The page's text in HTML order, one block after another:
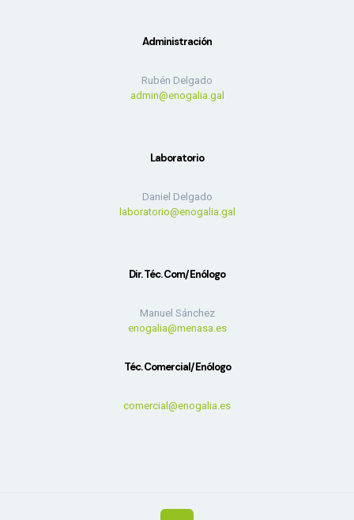
Administración
Rubén Delgado
admin@enogalia.gal
Laboratorio
Daniel Delgado
laboratorio@enogalia.gal
Dir. Téc. Com/Enólogo
Manuel Sánchez
enogalia@menasa.es
Téc. Comercial/Enólogo
comercial@enogalia.es